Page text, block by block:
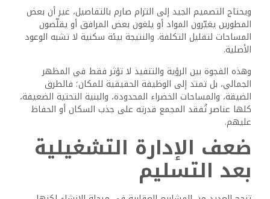
ويحتاج التصميم الجيد إلى التزام صارم بالتفاصيل، غير أن بعض
المطورين يغيّرون المواد أو يلغون بعض المرافق أو يقلّصون
المساحات لتقليل التكلفة. والنتيجة بيئة سكنية لا تشبه الوعود
الأصلية.
وهذه الفجوة بين الرؤية والتنفيذ لا تؤثر فقط في المظهر
الجمالي، بل تمتد إلى الوظيفة الحقيقية للمكان؛ فالطرق
الضيقة، والمساحات الخضراء المحدودة، والبنية التحتية الضعيفة،
كلها عناصر تُفقد المجمع قدرته على جذب السكان أو الحفاظ
عليهم.
ضعف الإدارة التشغيلية
بعد التسليم